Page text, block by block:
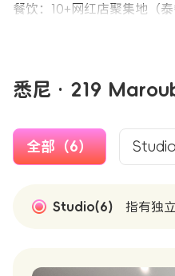
餐饮：10+网红店聚集地（
悉尼 · 219
全部（6） Studio
Studio(6) 指有独